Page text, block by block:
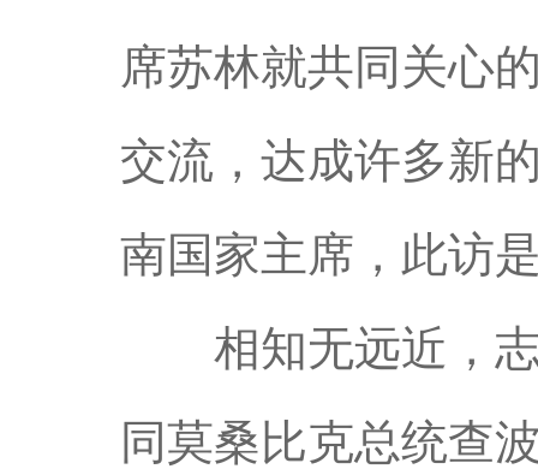
席苏林就共同关心
交流，达成许多新
南国家主席，此访
相知无远近，志
同莫桑比克总统查